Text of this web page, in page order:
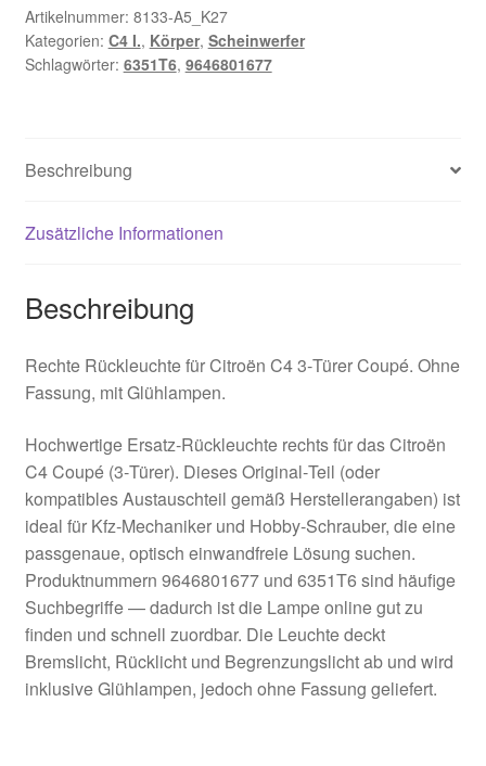
Citroën
C4
Coupé
Artikelnummer: 8133-A5_K27
Kategorien: C4 I., Körper, Scheinwerfer
Schlagwörter: 6351T6, 9646801677
Beschreibung
Zusätzliche Informationen
Beschreibung
Rechte Rückleuchte für Citroën C4 3‑Türer Coupé. Ohne
Fassung, mit Glühlampen.
Hochwertige Ersatz‑Rückleuchte rechts für das Citroën
C4 Coupé (3‑Türer). Dieses Original‑Teil (oder
kompatibles Austauschteil gemäß Herstellerangaben) ist
ideal für Kfz‑Mechaniker und Hobby‑Schrauber, die eine
passgenaue, optisch einwandfreie Lösung suchen.
Produktnummern 9646801677 und 6351T6 sind häufige
Suchbegriffe — dadurch ist die Lampe online gut zu
finden und schnell zuordbar. Die Leuchte deckt
Bremslicht, Rücklicht und Begrenzungslicht ab und wird
inklusive Glühlampen, jedoch ohne Fassung geliefert.